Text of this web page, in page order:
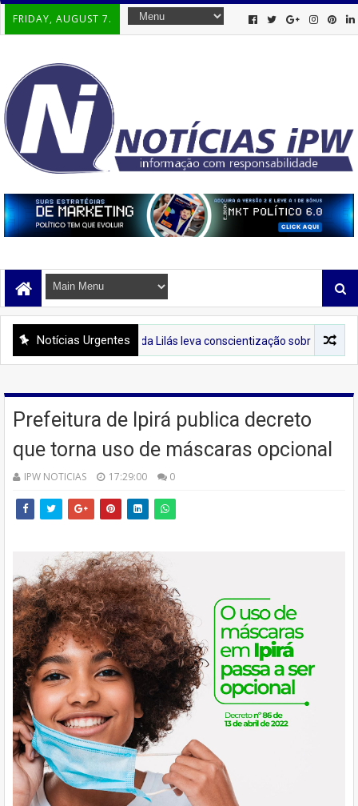
FRIDAY, AUGUST 7.
Notícias Urgentes
PREFIPIRÁ Tenda Lilás leva conscientização sobre o combate à
Prefeitura de Ipirá publica decreto
que torna uso de máscaras opcional
IPW NOTICIAS 17:29:00 0